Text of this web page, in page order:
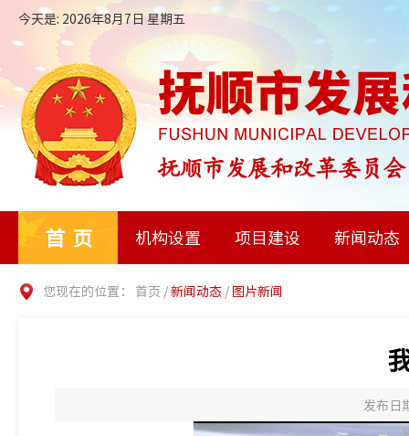
今天是: 2026年8月7日 星期五
首页 机构设置 项目建设 新闻动态
您现在的位置： 首页 /新闻动态 / 图片新闻
发布日